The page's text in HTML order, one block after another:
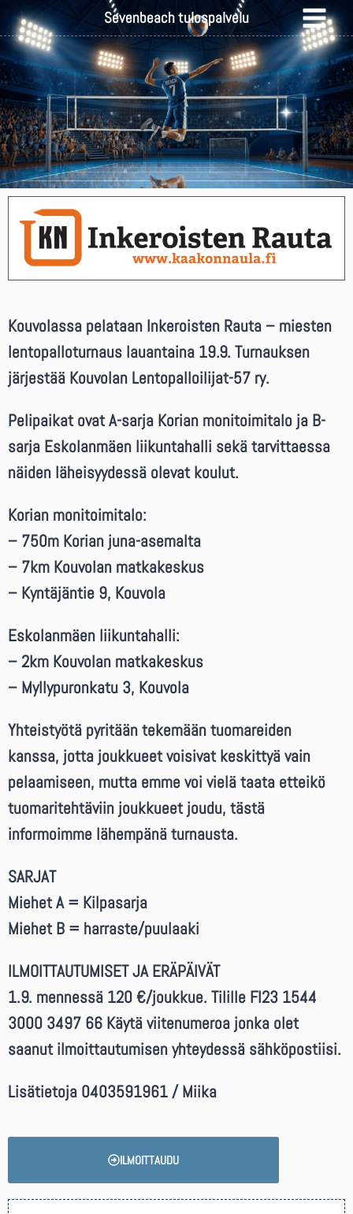
Sevenbeach tulospalvelu
Kouvolassa pelataan Inkeroisten Rauta – miesten
lentopalloturnaus lauantaina 19.9. Turnauksen
järjestää Kouvolan Lentopalloilijat-57 ry.
Pelipaikat ovat A-sarja Korian monitoimitalo ja B-
sarja Eskolanmäen liikuntahalli sekä tarvittaessa
näiden läheisyydessä olevat koulut.
Korian monitoimitalo:
– 750m Korian juna-asemalta
– 7km Kouvolan matkakeskus
– Kyntäjäntie 9, Kouvola
Eskolanmäen liikuntahalli:
– 2km Kouvolan matkakeskus
– Myllypuronkatu 3, Kouvola
Yhteistyötä pyritään tekemään tuomareiden
kanssa, jotta joukkueet voisivat keskittyä vain
pelaamiseen, mutta emme voi vielä taata etteikö
tuomaritehtäviin joukkueet joudu, tästä
informoimme lähempänä turnausta.
SARJAT
Miehet A = Kilpasarja
Miehet B = harraste/puulaaki
ILMOITTAUTUMISET JA ERÄPÄIVÄT
1.9. mennessä 120 €/joukkue. Tilille FI23 1544
3000 3497 66 Käytä viitenumeroa jonka olet
saanut ilmoittautumisen yhteydessä sähköpostiisi.
Lisätietoja 0403591961 / Miika
ILMOITTAUDU